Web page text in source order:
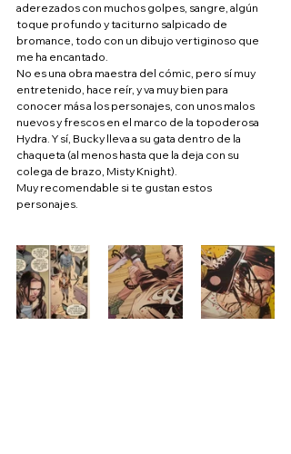
aderezados con muchos golpes, sangre, algún
toque profundo y taciturno salpicado de
bromance, todo con un dibujo vertiginoso que
me ha encantado.
No es una obra maestra del cómic, pero sí muy
entretenido, hace reír, y va muy bien para
conocer más a los personajes, con unos malos
nuevos y frescos en el marco de la topoderosa
Hydra. Y sí, Bucky lleva a su gata dentro de la
chaqueta (al menos hasta que la deja con su
colega de brazo, Misty Knight).
Muy recomendable si te gustan estos
personajes.